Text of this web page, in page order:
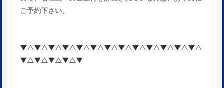
ご予約下さい。
▼△▼△▼△▼△▼△▼△▼△▼△▼△▼△▼△▼△▼△
▼△▼△▼△▼△▼